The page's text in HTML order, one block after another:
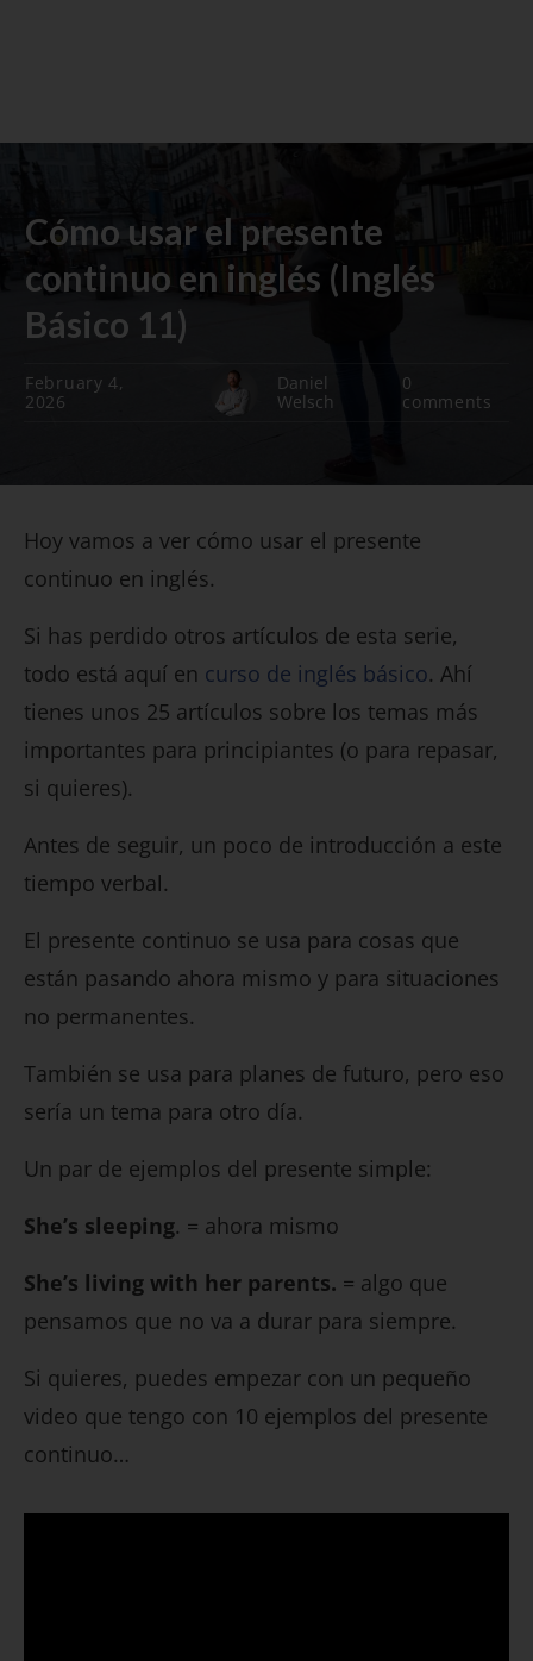
Cómo usar el presente
continuo en inglés (Inglés
Básico 11)
February 4,
2026
Daniel
Welsch
0
comments
Hoy vamos a ver cómo usar el presente
continuo en inglés.
Si has perdido otros artículos de esta serie,
todo está aquí en curso de inglés básico. Ahí
tienes unos 25 artículos sobre los temas más
importantes para principiantes (o para repasar,
si quieres).
Antes de seguir, un poco de introducción a este
tiempo verbal.
El presente continuo se usa para cosas que
están pasando ahora mismo y para situaciones
no permanentes.
También se usa para planes de futuro, pero eso
sería un tema para otro día.
Un par de ejemplos del presente simple:
She’s sleeping. = ahora mismo
She’s living with her parents. = algo que
pensamos que no va a durar para siempre.
Si quieres, puedes empezar con un pequeño
video que tengo con 10 ejemplos del presente
continuo…